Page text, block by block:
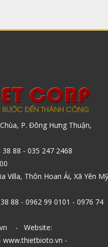
P. Đông Hưng Thuận,
88 - 035 247 2468
Villa, Thôn Hoan Ái, Xã Yên
88 - 0962 99 0101 - 0976 74
- Website:
www.thietbioto.vn -